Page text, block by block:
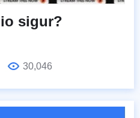
sigur?
30,046